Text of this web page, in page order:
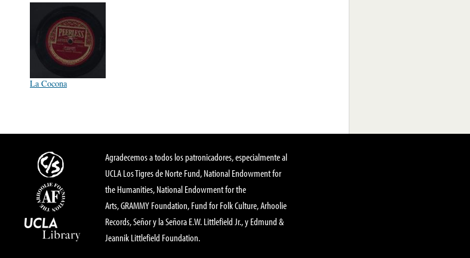
La Cocona
Agradecemos a todos los patronicadores, especialmente al
UCLA Los Tigres de Norte Fund, National Endowment for
the Humanities, National Endowment for the
Arts, GRAMMY Foundation, Fund for Folk Culture, Arhoolie
Records, Señor y la Señora E.W. Littlefield Jr., y Edmund &
Jeannik Littlefield Foundation.